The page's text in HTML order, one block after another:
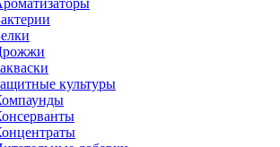
культуры